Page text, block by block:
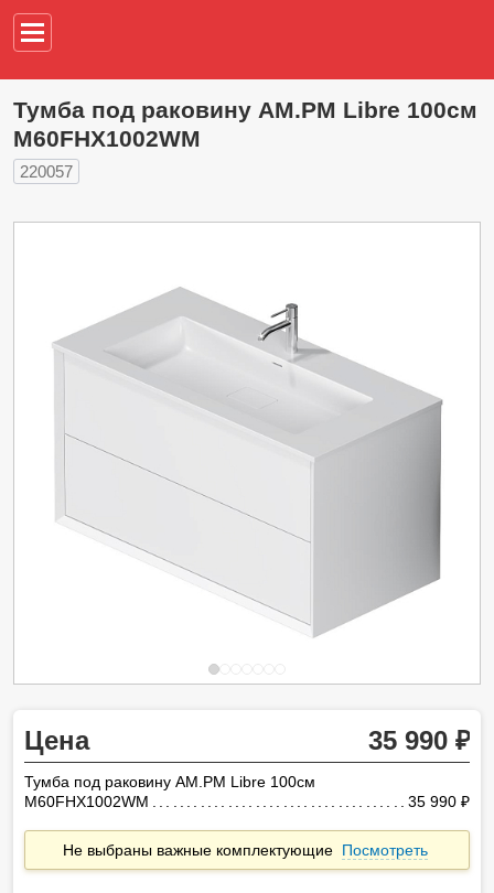
Тумба под раковину AM.PM Libre 100см
M60FHX1002WM
220057
Цена 35 990
Тумба под раковину AM.PM Libre 100см
M60FHX1002WM
35 990
Не выбраны важные комплектующие Посмотреть